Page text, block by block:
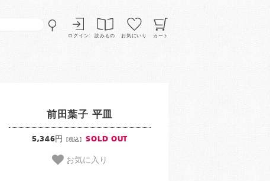
ログイン 読みもの お気にいり カート
前田葉子 平皿
5,346円 [税込] SOLD OUT
お気に入り